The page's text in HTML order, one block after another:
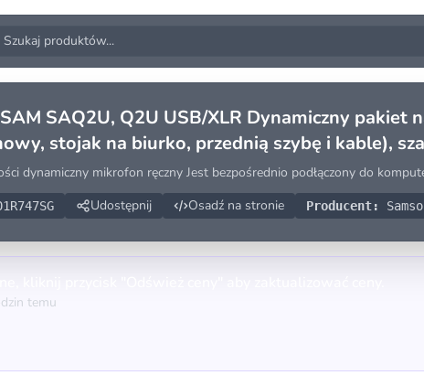
SAQ2U, Q2U USB/XLR Dynamiczny
stojak na biurko, przednią szybę i kable),
dynamiczny mikrofon ręczny Jest bezpośrednio podłączony do
Udostępnij Osadź na stronie Producent:
temu